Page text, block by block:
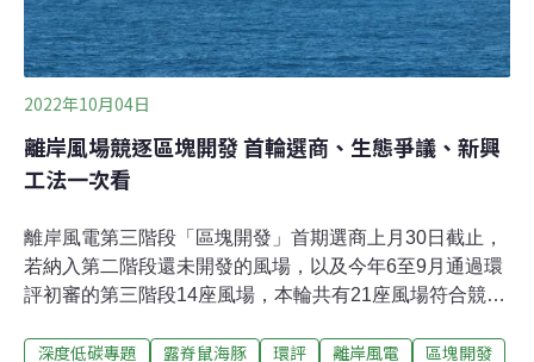
2022年10月04日
離岸風場競逐區塊開發 首輪選商、生態爭議、新興
工法一次看
離岸風電第三階段「區塊開發」首期選商上月30日截止，
若納入第二階段還未開發的風場，以及今年6至9月通過環
評初審的第三階段14座風場，本輪共有21座風場符合競標
區塊開發階段將分三期核配風場，每期共配發兩年的裝置
深度低碳專題 露脊鼠海豚 環評 離岸風電
區塊開發